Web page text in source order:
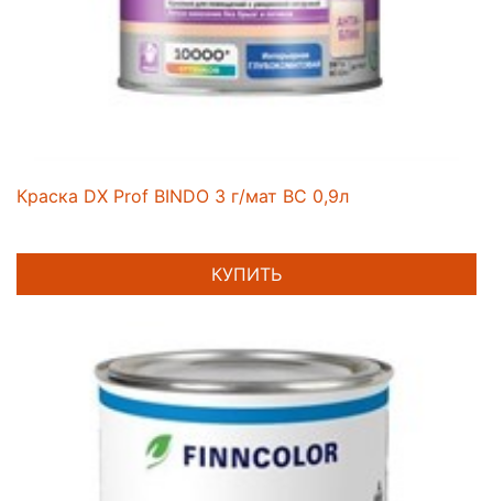
Краска DX Prof BINDO 3 г/мат BC 0,9л
КУПИТЬ